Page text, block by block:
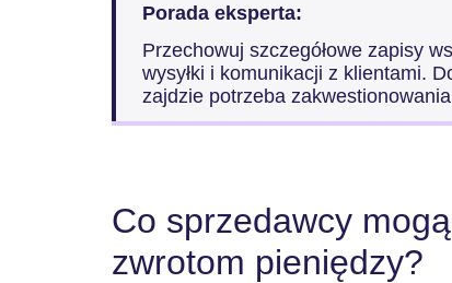
Porada eksperta:
Przechowuj szczegółowe zapisy
wysyłki i komunikacji z klientami.
zajdzie potrzeba
Co sprzedawcy
zwrotom pieniędzy?